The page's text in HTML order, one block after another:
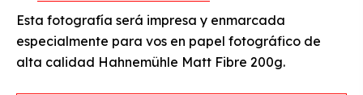
Esta fotografía será impresa y enmarcada
especialmente para vos en papel fotográfico de
alta calidad Hahnemühle Matt Fibre 200g.